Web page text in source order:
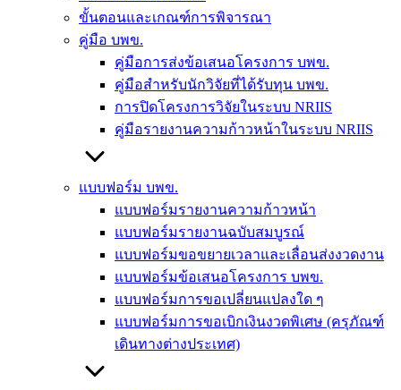
ขั้นตอนและเกณฑ์การพิจารณา
คู่มือ บพข.
คู่มือการส่งข้อเสนอโครงการ บพข.
คู่มือสำหรับนักวิจัยที่ได้รับทุน บพข.
การปิดโครงการวิจัยในระบบ NRIIS
คู่มือรายงานความก้าวหน้าในระบบ NRIIS
แบบฟอร์ม บพข.
แบบฟอร์มรายงานความก้าวหน้า
แบบฟอร์มรายงานฉบับสมบูรณ์
แบบฟอร์มขอขยายเวลาและเลื่อนส่งงวดงาน
แบบฟอร์มข้อเสนอโครงการ บพข.
แบบฟอร์มการขอเปลี่ยนแปลงใด ๆ
แบบฟอร์มการขอเบิกเงินงวดพิเศษ (ครุภัณฑ์
เดินทางต่างประเทศ)